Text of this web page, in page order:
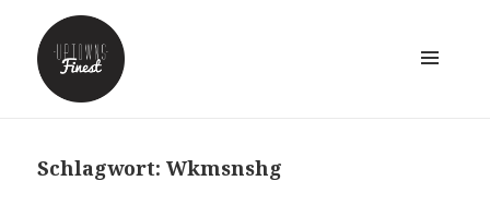
Schlagwort:Wkmsnshg